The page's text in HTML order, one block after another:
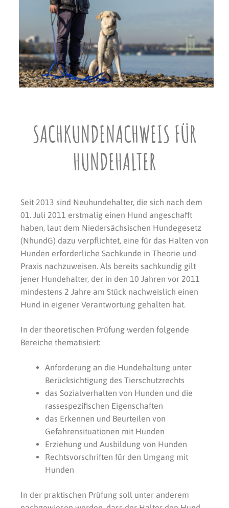
SACHKUNDENACHWEIS FÜR
HUNDEHALTER
Seit 2013 sind Neuhundehalter, die sich nach dem
01. Juli 2011 erstmalig einen Hund angeschafft
haben, laut dem Niedersächsischen Hundegesetz
(NhundG) dazu verpflichtet, eine für das Halten von
Hunden erforderliche Sachkunde in Theorie und
Praxis nachzuweisen. Als bereits sachkundig gilt
jener Hundehalter, der in den 10 Jahren vor 2011
mindestens 2 Jahre am Stück nachweislich einen
Hund in eigener Verantwortung gehalten hat.
In der theoretischen Prüfung werden folgende
Bereiche thematisiert:
Anforderung an die Hundehaltung unter
Berücksichtigung des Tierschutzrechts
das Sozialverhalten von Hunden und die
rassespezifischen Eigenschaften
das Erkennen und Beurteilen von
Gefahrensituationen mit Hunden
Erziehung und Ausbildung von Hunden
Rechtsvorschriften für den Umgang mit
Hunden
In der praktischen Prüfung soll unter anderem